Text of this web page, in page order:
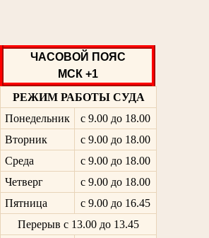
ЧАСОВОЙ ПОЯС
МСК +1
РЕЖИМ РАБОТЫ СУДА
Понедельник
с 9.00 до 18.00
Вторник
с 9.00 до 18.00
Среда
с 9.00 до 18.00
Четверг
с 9.00 до 18.00
Пятница
с 9.00 до 16.45
Перерыв с 13.00 до 13.45